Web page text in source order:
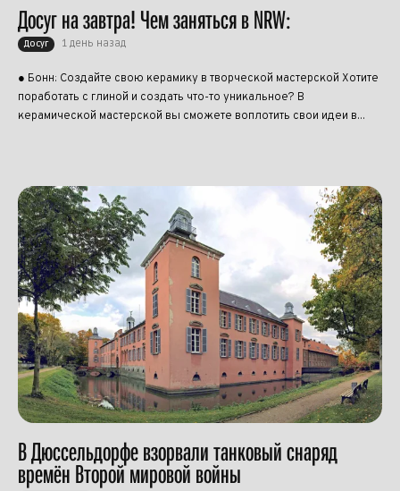
Досуг на завтра! Чем заняться в NRW:
Досуг 1 день назад
● Бонн: Создайте свою керамику в творческой мастерской Хотите
поработать с глиной и создать что-то уникальное? В
керамической мастерской вы сможете воплотить свои идеи в...
В Дюссельдорфе взорвали танковый снаряд
времён Второй мировой войны